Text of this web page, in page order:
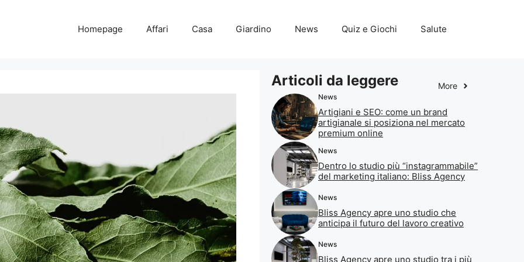
Homepage Affari Casa Giardino News Quiz e Giochi Salute
Articoli da leggere More
News
Artigiani e SEO: come un brand
artigianale si posiziona nel mercato
premium online
News
Dentro lo studio più “instagrammabile”
del marketing italiano: Bliss Agency
News
Bliss Agency apre uno studio che
anticipa il futuro del lavoro creativo
News
Bliss Agency apre uno studio tra i più